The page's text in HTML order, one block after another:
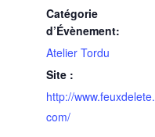
Catégorie
d’Évènement:
Atelier Tordu
Site :
http://www.feuxdelete.
com/